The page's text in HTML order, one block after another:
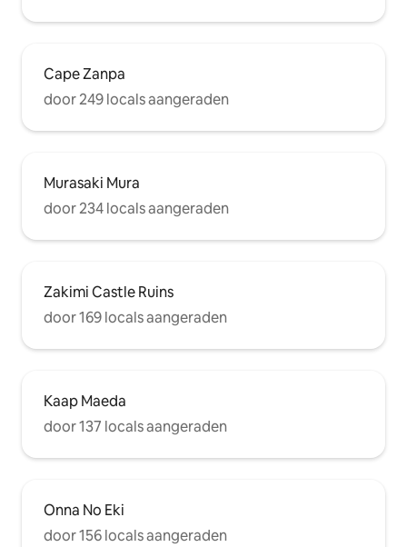
Cape Zanpa
door 249 locals aangeraden
Murasaki Mura
door 234 locals aangeraden
Zakimi Castle Ruins
door 169 locals aangeraden
Kaap Maeda
door 137 locals aangeraden
Onna No Eki
door 156 locals aangeraden